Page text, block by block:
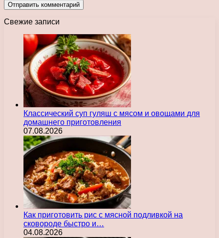
Свежие записи
Классический суп гуляш с мясом и овощами для
домашнего приготовления
07.08.2026
Как приготовить рис с мясной подливкой на
сковороде быстро и…
04.08.2026